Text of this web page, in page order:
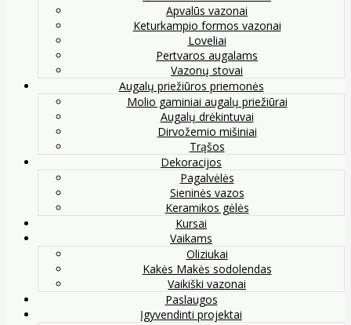
Apvalūs vazonai
Keturkampio formos vazonai
Loveliai
Pertvaros augalams
Vazonų stovai
Augalų priežiūros priemonės
Molio gaminiai augalų priežiūrai
Augalų drėkintuvai
Dirvožemio mišiniai
Trąšos
Dekoracijos
Pagalvėlės
Sieninės vazos
Keramikos gėlės
Kursai
Vaikams
Oliziukai
Kakės Makės sodolendas
Vaikiški vazonai
Paslaugos
Įgyvendinti projektai